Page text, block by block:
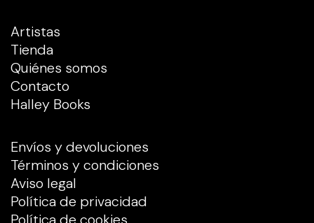
Artistas
Tienda
Quiénes somos
Contacto
Halley Books
Envíos y devoluciones
Términos y condiciones
Aviso legal
Política de privacidad